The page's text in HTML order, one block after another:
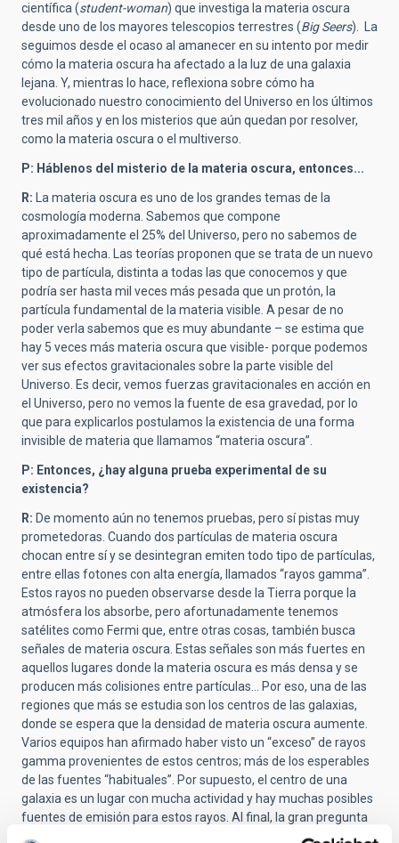
científica (student-woman) que investiga la materia oscura
desde uno de los mayores telescopios terrestres (Big Seers). La
seguimos desde el ocaso al amanecer en su intento por medir
cómo la materia oscura ha afectado a la luz de una galaxia
lejana. Y, mientras lo hace, reflexiona sobre cómo ha
evolucionado nuestro conocimiento del Universo en los últimos
tres mil años y en los misterios que aún quedan por resolver,
como la materia oscura o el multiverso.
P: Háblenos del misterio de la materia oscura, entonces...
R: La materia oscura es uno de los grandes temas de la
cosmología moderna. Sabemos que compone
aproximadamente el 25% del Universo, pero no sabemos de
qué está hecha. Las teorías proponen que se trata de un nuevo
tipo de partícula, distinta a todas las que conocemos y que
podría ser hasta mil veces más pesada que un protón, la
partícula fundamental de la materia visible. A pesar de no
poder verla sabemos que es muy abundante – se estima que
hay 5 veces más materia oscura que visible- porque podemos
ver sus efectos gravitacionales sobre la parte visible del
Universo. Es decir, vemos fuerzas gravitacionales en acción en
el Universo, pero no vemos la fuente de esa gravedad, por lo
que para explicarlos postulamos la existencia de una forma
invisible de materia que llamamos “materia oscura”.
P: Entonces, ¿hay alguna prueba experimental de su
existencia?
R: De momento aún no tenemos pruebas, pero sí pistas muy
prometedoras. Cuando dos partículas de materia oscura
chocan entre sí y se desintegran emiten todo tipo de partículas,
entre ellas fotones con alta energía, llamados “rayos gamma”.
Estos rayos no pueden observarse desde la Tierra porque la
atmósfera los absorbe, pero afortunadamente tenemos
satélites como Fermi que, entre otras cosas, también busca
señales de materia oscura. Estas señales son más fuertes en
aquellos lugares donde la materia oscura es más densa y se
producen más colisiones entre partículas... Por eso, una de las
regiones que más se estudia son los centros de las galaxias,
donde se espera que la densidad de materia oscura aumente.
Varios equipos han afirmado haber visto un “exceso” de rayos
gamma provenientes de estos centros; más de los esperables
de las fuentes “habituales”. Por supuesto, el centro de una
galaxia es un lugar con mucha actividad y hay muchas posibles
fuentes de emisión para estos rayos. Al final, la gran pregunta
es si podemos separar los rayos gamma emitidos por las